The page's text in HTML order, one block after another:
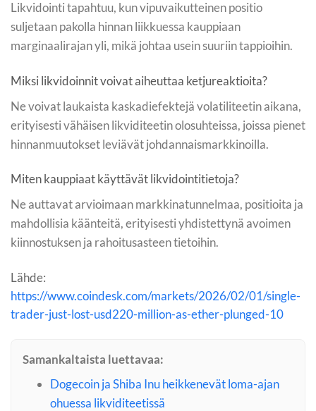
Likvidointi tapahtuu, kun vipuvaikutteinen positio
suljetaan pakolla hinnan liikkuessa kauppiaan
marginaalirajan yli, mikä johtaa usein suuriin tappioihin.
Miksi likvidoinnit voivat aiheuttaa ketjureaktioita?
Ne voivat laukaista kaskadiefektejä volatiliteetin aikana,
erityisesti vähäisen likviditeetin olosuhteissa, joissa pienet
hinnanmuutokset leviävät johdannaismarkkinoilla.
Miten kauppiaat käyttävät likvidointitietoja?
Ne auttavat arvioimaan markkinatunnelmaa, positioita ja
mahdollisia käänteitä, erityisesti yhdistettynä avoimen
kiinnostuksen ja rahoitusasteen tietoihin.
Lähde:
https://www.coindesk.com/markets/2026/02/01/single-
trader-just-lost-usd220-million-as-ether-plunged-10
Samankaltaista luettavaa:
Dogecoin ja Shiba Inu heikkenevät loma-ajan
ohuessa likviditeetissä